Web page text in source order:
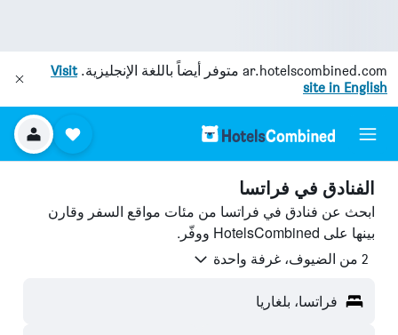
ar.hotelscombined.com متوفر أيضاً باللغة الإنجليزية.Visit
site in English
الفنادق في فراتسا
ابحث عن فنادق في فراتسا من مئات مواقع السفر وقارن
بينها على HotelsCombined ووفّر.
2 من الضيوف، غرفة واحدة
فراتسا، بلغاريا